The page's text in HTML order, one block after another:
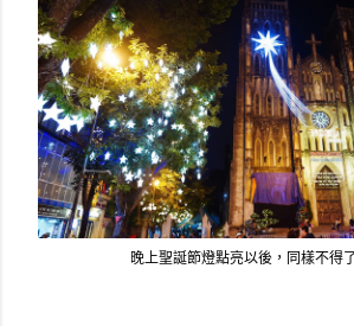
晚上聖誕節燈點亮以後，同樣不得